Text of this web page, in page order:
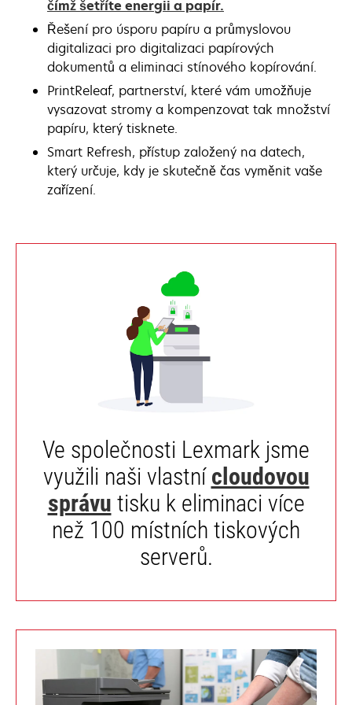
čímž šetříte energii a papír.
Řešení pro úsporu papíru a průmyslovou
digitalizaci pro digitalizaci papírových
dokumentů a eliminaci stínového kopírování.
PrintReleaf, partnerství, které vám umožňuje
vysazovat stromy a kompenzovat tak množství
papíru, který tisknete.
Smart Refresh, přístup založený na datech,
který určuje, kdy je skutečně čas vyměnit vaše
zařízení.
Ve společnosti Lexmark jsme
využili naši vlastní cloudovou
správu tisku k eliminaci více
než 100 místních tiskových
serverů.